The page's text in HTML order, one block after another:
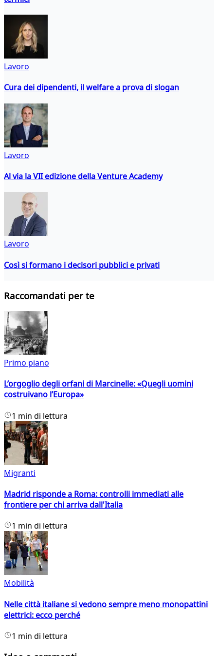
Lavoro
Cura dei dipendenti, il welfare a prova di slogan
Lavoro
Al via la VII edizione della Venture Academy
Lavoro
Così si formano i decisori pubblici e privati
Raccomandati per te
Primo piano
L’orgoglio degli orfani di Marcinelle: «Quegli uomini
costruivano l’Europa»
1 min di lettura
Migranti
Madrid risponde a Roma: controlli immediati alle
frontiere per chi arriva dall'Italia
1 min di lettura
Mobilità
Nelle città italiane si vedono sempre meno monopattini
elettrici: ecco perché
1 min di lettura